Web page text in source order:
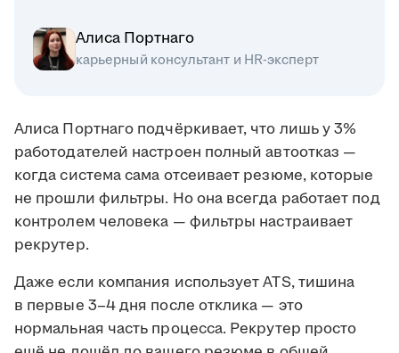
Алиса Портнаго
карьерный консультант и HR-эксперт
Алиса Портнаго подчёркивает, что лишь у 3%
работодателей настроен полный автоотказ —
когда система сама отсеивает резюме, которые
не прошли фильтры. Но она всегда работает под
контролем человека — фильтры настраивает
рекрутер.
Даже если компания использует ATS, тишина
в первые 3–4 дня после отклика — это
нормальная часть процесса. Рекрутер просто